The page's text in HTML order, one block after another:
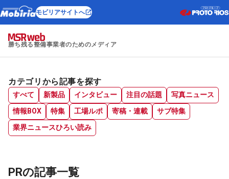
モビリアサイトへ
勝ち残る整備事業者のためのメディア
カテゴリから記事を探す
すべて 新製品 インタビュー 注目の話題
写真ニュース
情報BOX
特集 工場ルポ 寄稿・連載
サブ特集
業界ニュースひろい読み
PRの記事一覧